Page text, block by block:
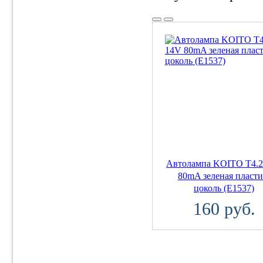
Автолампа KOITO
80mA зеленая
цоколь (E1537)
160 руб.